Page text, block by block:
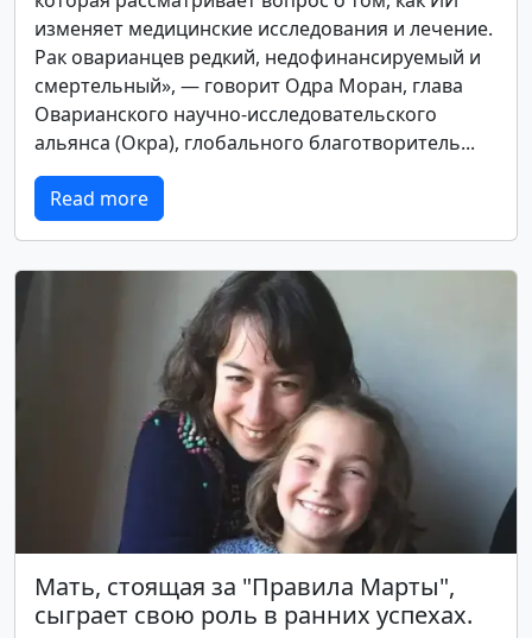
изменяет медицинские исследования и лечение.
Рак оварианцев редкий, недофинансируемый и
смертельный», — говорит Одра Моран, глава
Оварианского научно-исследовательского
альянса (Окра), глобального благотворитель...
Read more
Мать, стоящая за "Правила Марты",
сыграет свою роль в ранних успехах.